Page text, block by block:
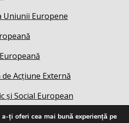
Uniunii Europene
Acțiune Externă
și Social European
ți oferi cea mai bună experiență pe